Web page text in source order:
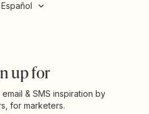
Español
up for
& SMS inspiration by
for marketers.